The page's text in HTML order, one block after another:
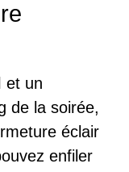
et un
de la soirée,
éclair
enfiler